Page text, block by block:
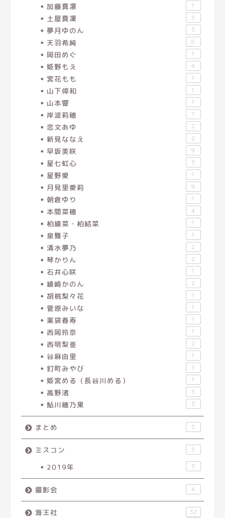
加藤真凛 1
土屋真凜 5
夢月ゆのん 3
天羽希純 8
岡田めぐ 1
姫野もえ 4
宮花もも 1
山下倖和 1
山本響 1
岸波莉穂 7
恋文あゆ 2
新見ななえ 2
早坂美咲 9
星七虹心 5
星野愛 1
月見里愛莉 9
朝倉ゆり 1
本間菜穂 4
柏綾菜・柏結菜 1
泉舞子 1
清水夢乃 2
琴かりん 2
石井心咲 1
綾崎かのん 2
胡桃梨々花 1
菅原みいな 1
薬袋春寿 1
西岡玲奈 1
西明梨亜 2
谷麻由里 1
釘町みやび 1
姫宮める（長谷川める） 1
高野渚 3
鮎川穂乃果 3
まとめ 5
ミスコン 5
2019年 5
撮影会 4
海王社 32